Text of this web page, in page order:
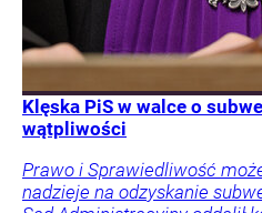
Klęska PiS w walce o
wątpliwości
Prawo i Sprawiedliwość
nadzieje na odzyskanie